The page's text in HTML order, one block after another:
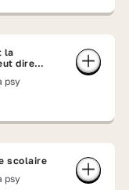
la
dire
psy
scolaire
psy